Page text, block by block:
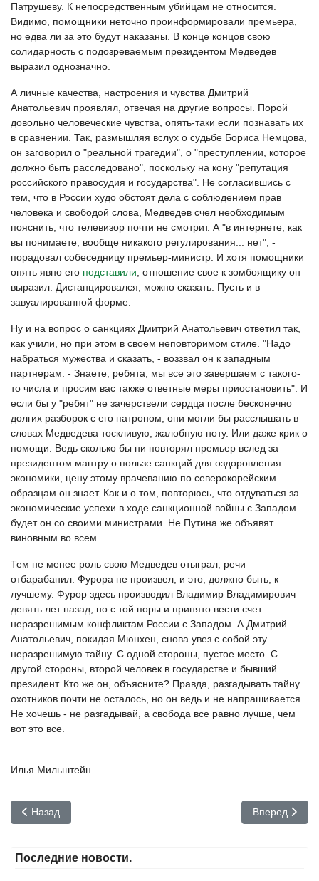
Патрушеву. К непосредственным убийцам не относится.
Видимо, помощники неточно проинформировали премьера,
но едва ли за это будут наказаны. В конце концов свою
солидарность с подозреваемым президентом Медведев
выразил однозначно.
А личные качества, настроения и чувства Дмитрий
Анатольевич проявлял, отвечая на другие вопросы. Порой
довольно человеческие чувства, опять-таки если познавать их
в сравнении. Так, размышляя вслух о судьбе Бориса Немцова,
он заговорил о "реальной трагедии", о "преступлении, которое
должно быть расследовано", поскольку на кону "репутация
российского правосудия и государства". Не согласившись с
тем, что в России худо обстоят дела с соблюдением прав
человека и свободой слова, Медведев счел необходимым
пояснить, что телевизор почти не смотрит. А "в интернете, как
вы понимаете, вообще никакого регулирования... нет", -
порадовал собеседницу премьер-министр. И хотя помощники
опять явно его подставили , отношение свое к зомбоящику он
выразил. Дистанцировался, можно сказать. Пусть и в
завуалированной форме.
Ну и на вопрос о санкциях Дмитрий Анатольевич ответил так,
как учили, но при этом в своем неповторимом стиле. "Надо
набраться мужества и сказать, - воззвал он к западным
партнерам. - Знаете, ребята, мы все это завершаем с такого-
то числа и просим вас также ответные меры приостановить". И
если бы у "ребят" не зачерствели сердца после бесконечно
долгих разборок с его патроном, они могли бы расслышать в
словах Медведева тоскливую, жалобную ноту. Или даже крик о
помощи. Ведь сколько бы ни повторял премьер вслед за
президентом мантру о пользе санкций для оздоровления
экономики, цену этому врачеванию по северокорейским
образцам он знает. Как и о том, повторюсь, что отдуваться за
экономические успехи в ходе санкционной войны с Западом
будет он со своими министрами. Не Путина же объявят
виновным во всем.
Тем не менее роль свою Медведев отыграл, речи
отбарабанил. Фурора не произвел, и это, должно быть, к
лучшему. Фурор здесь производил Владимир Владимирович
девять лет назад, но с той поры и принято вести счет
неразрешимым конфликтам России с Западом. А Дмитрий
Анатольевич, покидая Мюнхен, снова увез с собой эту
неразрешимую тайну. С одной стороны, пустое место. С
другой стороны, второй человек в государстве и бывший
президент. Кто же он, объясните? Правда, разгадывать тайну
охотников почти не осталось, но он ведь и не напрашивается.
Не хочешь - не разгадывай, а свобода все равно лучше, чем
вот это все.
Илья Мильштейн
Предыдущий: Объять необъятное
Назад Следующий:
Вперед
Последние новости.